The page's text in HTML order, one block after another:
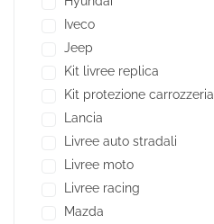
Iveco
Jeep
Kit livree replica
Kit protezione carrozzeria
Lancia
Livree auto stradali
Livree moto
Livree racing
Mazda